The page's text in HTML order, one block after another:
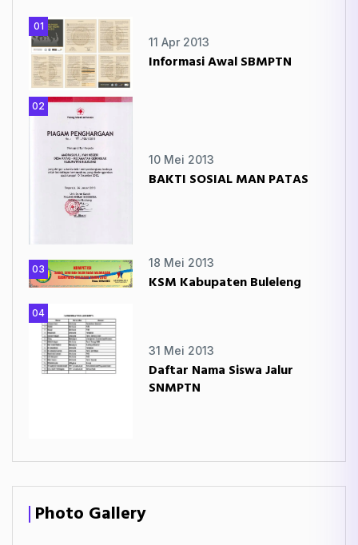
01
11 Apr 2013
Informasi Awal SBMPTN
02
10 Mei 2013
BAKTI SOSIAL MAN PATAS
03
18 Mei 2013
KSM Kabupaten Buleleng
04
31 Mei 2013
Daftar Nama Siswa Jalur
SNMPTN
Photo Gallery